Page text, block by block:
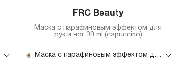
FRC Beauty
Маска с парафиновым эффектом для
рук и ног 30 ml (capuccino)
Маска с парафиновым эффектом для рук и ног 30 ml (capuccino)